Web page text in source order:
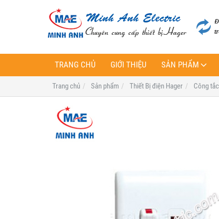
TRANG CHỦ GIỚI THIỆU SẢN PHẨM
Trang chủ Sản phẩm Thiết Bị điện Hager Công